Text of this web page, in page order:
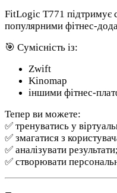
FitLogic T771 підтримує
популярними фітнес-
🎯 Сумісність із:
Zwift
Kinomap
іншими фітнес-
Тепер ви можете:
✅ тренуватись у
✅ змагатися з
✅ аналізувати результати;
✅ створювати